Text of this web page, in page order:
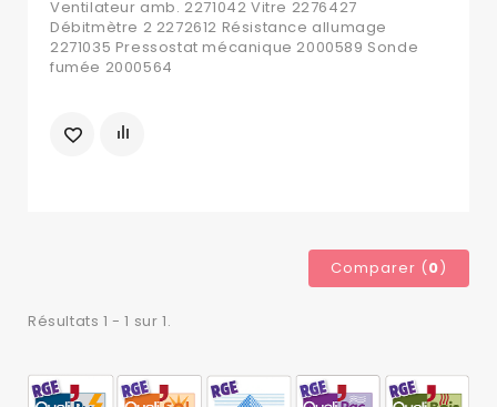
Ventilateur amb. 2271042 Vitre 2276427
Débitmètre 2 2272612 Résistance allumage
2271035 Pressostat mécanique 2000589 Sonde
fumée 2000564
Comparer (0)
Résultats 1 - 1 sur 1.